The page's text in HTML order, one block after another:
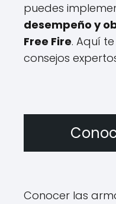
puedes
desempeño y
Free Fire. Aquí
consejos
Conocer las